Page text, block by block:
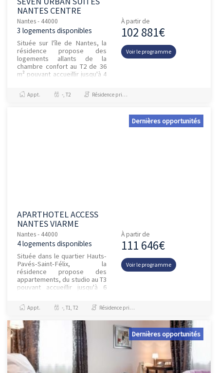
NANTES CENTRE
Nantes - 44000
3 logements disponibles
Située sur l'île de Nantes, la
résidence propose des
logements allants de la
chambre confort au T2 de 36
m² pouvant accueillir jusqu'à 4
équipés. La résidence
propose é...
À partir de
102 881€
Voir le programme
Appt. -, T2 Résidence principale / PTZ, Investissement et Défiscalisation
Dernières opportunités
APARTHOTEL ACCESS
NANTES VIARME
Nantes - 44000
4 logements disponibles
Située dans le quartier Hauts-
Pavés-Saint-Félix, la
résidence propose des
appartements, du studio au T3
pouvant accueillir jusqu'à 6
petit-déjeuner. L'étab...
À partir de
111 646€
Voir le programme
Appt. -, T1, T2 Résidence principale / PTZ, Investissement et Défiscalisation
Dernières opportunités